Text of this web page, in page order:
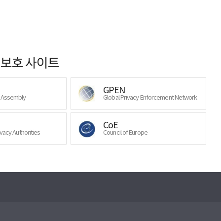
호 사이트
GPEN
Global Privacy Enforcement Network
Authorities
CoE
Council of Europe